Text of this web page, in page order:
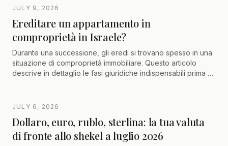
aggirare il rischio di cambio
JULY 9, 2026
Ereditare un appartamento in
comproprietà in Israele?
Durante una successione, gli eredi si trovano spesso in una
situazione di comproprietà immobiliare. Questo articolo
descrive in dettaglio le fasi giuridiche indispensabili prima e
giudiziario) e i ricorsi legali per forzare l'uscita dalla
JULY 6, 2026
Dollaro, euro, rublo, sterlina: la tua valuta
di fronte allo shekel a luglio 2026